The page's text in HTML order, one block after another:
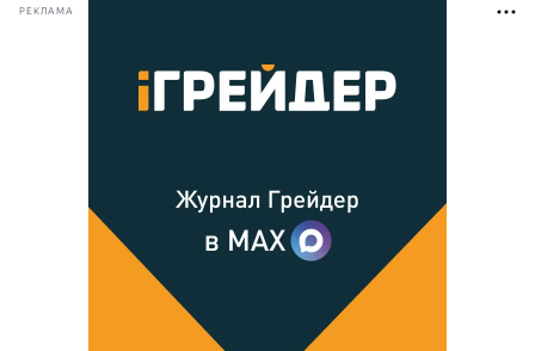
РЕКЛАМА